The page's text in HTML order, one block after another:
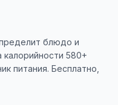
блюдо и
580+
питания. Бесплатно,